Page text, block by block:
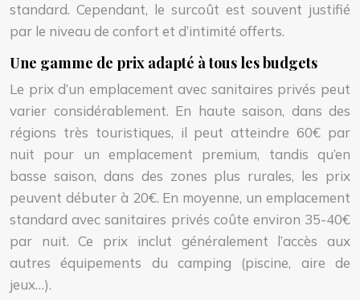
standard. Cependant, le surcoût est souvent justifié
par le niveau de confort et d’intimité offerts.
Une gamme de prix adapté à tous les budgets
Le prix d’un emplacement avec sanitaires privés peut
varier considérablement. En haute saison, dans des
régions très touristiques, il peut atteindre 60€ par
nuit pour un emplacement premium, tandis qu’en
basse saison, dans des zones plus rurales, les prix
peuvent débuter à 20€. En moyenne, un emplacement
standard avec sanitaires privés coûte environ 35-40€
par nuit. Ce prix inclut généralement l’accès aux
autres équipements du camping (piscine, aire de
jeux…).